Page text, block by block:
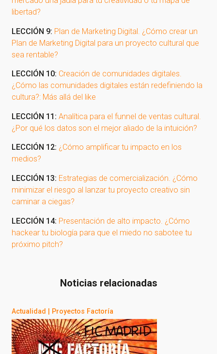
¡Gracias por suscribirte a
nuestra newsletter!
¡Gracias por suscribirte a nuestra newsletter!
Ir a la home
libertad?
LECCIÓN 9: Plan de Marketing Digital. ¿Cómo crear un
Plan de Marketing Digital para un proyecto cultural que
sea rentable?
LECCIÓN 10: Creación de comunidades digitales.
¿Cómo las comunidades digitales están redefiniendo la
cultura?: Más allá del like
LECCIÓN 11: Analítica para el funnel de ventas cultural.
¿Por qué los datos son el mejor aliado de la intuición?
LECCIÓN 12: ¿Cómo amplificar tu impacto en los
medios?
LECCIÓN 13: Estrategias de comercialización. ¿Cómo
minimizar el riesgo al lanzar tu proyecto creativo sin
caminar a ciegas?
LECCIÓN 14: Presentación de alto impacto. ¿Cómo
hackear tu biología para que el miedo no sabotee tu
próximo pitch?
Noticias relacionadas
Actualidad Proyectos Factoría